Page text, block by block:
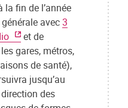
la fin de l’année
avec3
et de
gares, métros,
de santé),
jusqu’au
des